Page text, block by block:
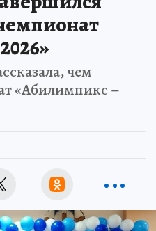
чем
«Абилимпикс –